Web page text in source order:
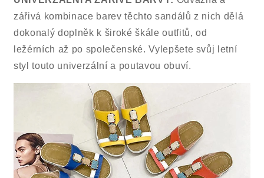
zářivá kombinace barev těchto sandálů z nich dělá
dokonalý doplněk k široké škále outfitů, od
ležérních až po společenské. Vylepšete svůj letní
styl touto univerzální a poutavou obuví.